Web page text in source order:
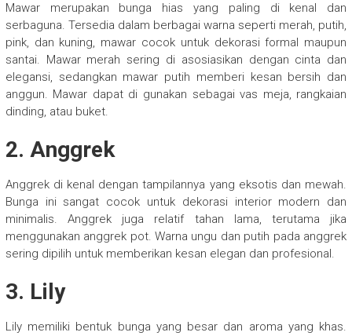
Mawar merupakan bunga hias yang paling di kenal dan
serbaguna. Tersedia dalam berbagai warna seperti merah, putih,
pink, dan kuning, mawar cocok untuk dekorasi formal maupun
santai. Mawar merah sering di asosiasikan dengan cinta dan
elegansi, sedangkan mawar putih memberi kesan bersih dan
anggun. Mawar dapat di gunakan sebagai vas meja, rangkaian
dinding, atau buket.
2. Anggrek
Anggrek di kenal dengan tampilannya yang eksotis dan mewah.
Bunga ini sangat cocok untuk dekorasi interior modern dan
minimalis. Anggrek juga relatif tahan lama, terutama jika
menggunakan anggrek pot. Warna ungu dan putih pada anggrek
sering dipilih untuk memberikan kesan elegan dan profesional.
3. Lily
Lily memiliki bentuk bunga yang besar dan aroma yang khas.